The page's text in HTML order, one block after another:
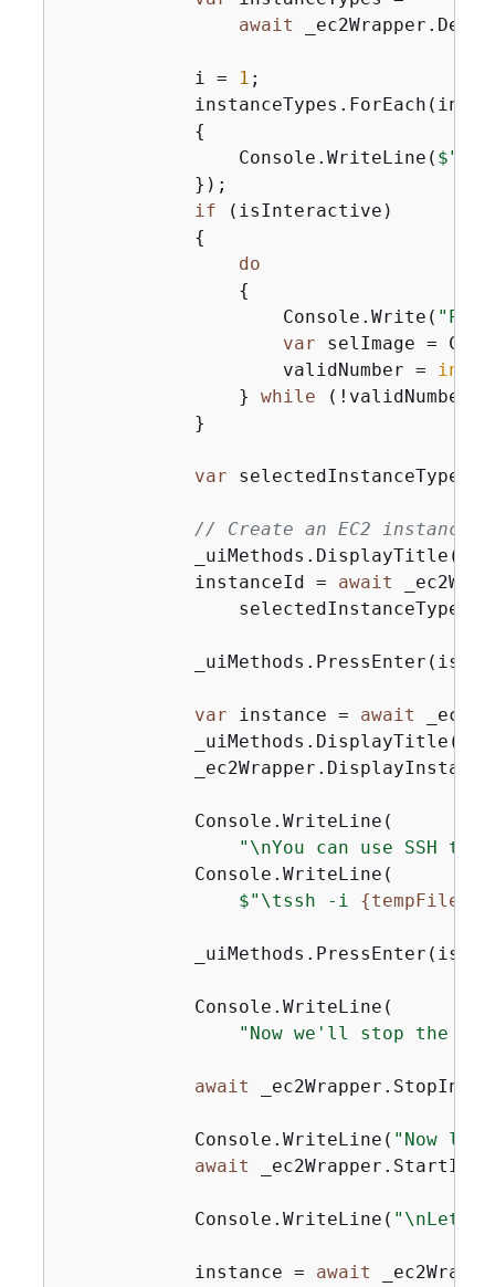
await
            i =
1 ;
{
                Console.WriteLine(
$"\t
            });
if (isInteractive)
{
do
{
                    Console.Write(
var selImage =
                    validNumber =
int
                }
while (!validNumber);
            }
var selectedInstanceType
// Create an EC2 instance.
            _uiMethods.DisplayTitle(
            instanceId =
await
selectedInstanceType,
var instance = await
            _uiMethods.DisplayTitle(
            Console.WriteLine(
"\nYou can use SSH to
            Console.WriteLine(
$"\tssh -i {
            Console.WriteLine(
"Now we'll stop the
await
            Console.WriteLine(
"Now
await
            Console.WriteLine(
"\nLet's
            instance =
await